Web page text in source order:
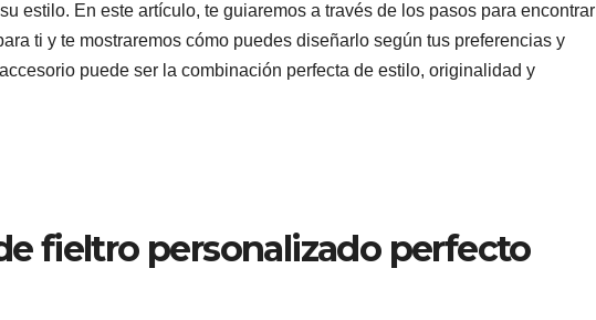
estilo. En este artículo, te guiaremos a través de los pasos para encontrar
ti y te mostraremos cómo puedes diseñarlo según tus preferencias y
puede ser la combinación perfecta de estilo, originalidad y
fieltro personalizado perfecto